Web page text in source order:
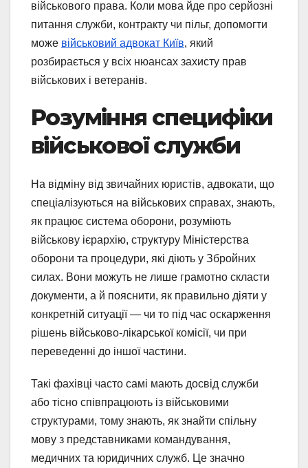
військового права. Коли мова йде про серйозні
питання служби, контракту чи пільг, допомогти
може військовий адвокат Київ, який
розбирається у всіх нюансах захисту прав
військових і ветеранів.
Розуміння специфіки
військової служби
На відміну від звичайних юристів, адвокати, що
спеціалізуються на військових справах, знають,
як працює система оборони, розуміють
військову ієрархію, структуру Міністерства
оборони та процедури, які діють у Збройних
силах. Вони можуть не лише грамотно скласти
документи, а й пояснити, як правильно діяти у
конкретній ситуації — чи то під час оскарження
рішень військово-лікарської комісії, чи при
переведенні до іншої частини.
Такі фахівці часто самі мають досвід служби
або тісно співпрацюють із військовими
структурами, тому знають, як знайти спільну
мову з представниками командування,
медичних та юридичних служб. Це значно